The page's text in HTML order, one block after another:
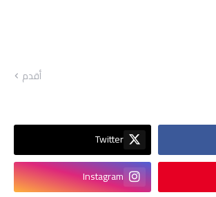
أقدم
Twitter
Instagram